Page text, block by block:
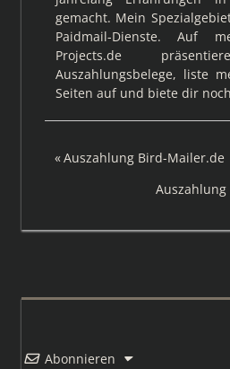
gemacht. Mein
Paidmail-Dienste. Auf
Projects.de
Auszahlungsbelege, liste
Seiten auf und biete dir
Vorheriger
Auszahlung Bird-Mailer.de
Nächster
Abonnieren